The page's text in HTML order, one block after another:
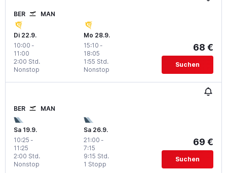
BER MAN
Di 22.9.
10:00 -
11:00
Nonstop
2:00 Std.
Mo 28.9.
15:10 -
18:05
Nonstop
1:55 Std.
68 €
Suchen
BER MAN
Sa 19.9.
10:25 -
11:25
Nonstop
2:00 Std.
Sa 26.9.
21:00 -
7:15
1 Stopp
9:15 Std.
69 €
Suchen